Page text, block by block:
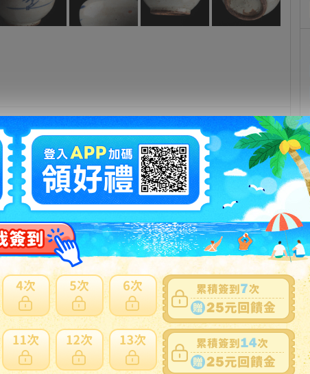
：b1229903992
： 有傷損和汙損(在描述中說明)(說明)
： 有
： 否
： 有
：否
出價競標 得標填寫委託單
商品反映流程